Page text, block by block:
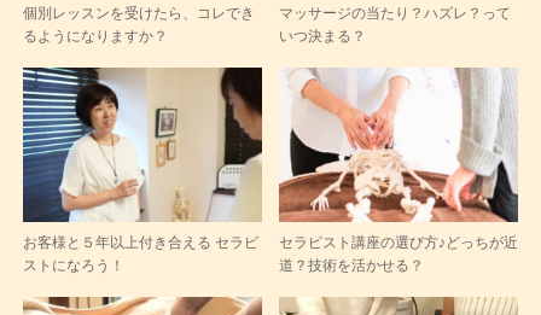
個別レッスンを受けたら、コレでき
るようになりますか？
マッサージの当たり？ハズレ？って
いつ決まる？
お客様と５年以上付き合える セラピ
ストになろう！
セラピスト講座の選び方♪どっちが近
道？技術を活かせる？